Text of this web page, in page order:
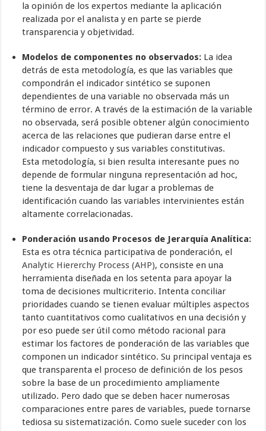
la opinión de los expertos mediante la aplicación
realizada por el analista y en parte se pierde
transparencia y objetividad.
Modelos de componentes no observados: La idea
detrás de esta metodología, es que las variables que
compondrán el indicador sintético se suponen
dependientes de una variable no observada más un
término de error. A través de la estimación de la variable
no observada, será posible obtener algún conocimiento
acerca de las relaciones que pudieran darse entre el
indicador compuesto y sus variables constitutivas.
Esta metodología, si bien resulta interesante pues no
depende de formular ninguna representación ad hoc,
tiene la desventaja de dar lugar a problemas de
identificación cuando las variables intervinientes están
altamente correlacionadas.
Ponderación usando Procesos de Jerarquía Analítica:
Esta es otra técnica participativa de ponderación, el
Analytic Hiererchy Process (AHP), consiste en una
herramienta diseñada en los setenta para apoyar la
toma de decisiones multicriterio. Intenta conciliar
prioridades cuando se tienen evaluar múltiples aspectos
tanto cuantitativos como cualitativos en una decisión y
por eso puede ser útil como método racional para
estimar los factores de ponderación de las variables que
componen un indicador sintético. Su principal ventaja es
que transparenta el proceso de definición de los pesos
sobre la base de un procedimiento ampliamente
utilizado. Pero dado que se deben hacer numerosas
comparaciones entre pares de variables, puede tornarse
tediosa su sistematización. Como suele suceder con los